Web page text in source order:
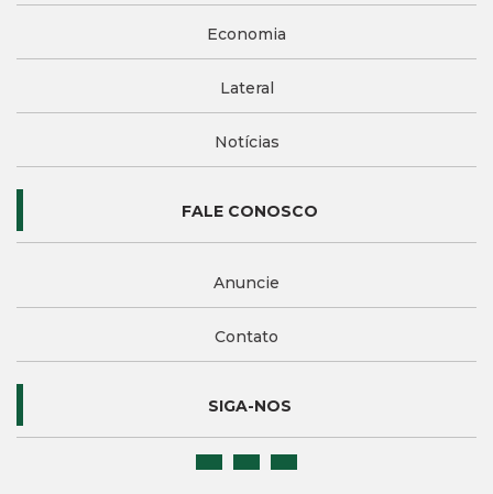
Economia
Lateral
Notícias
FALE CONOSCO
Anuncie
Contato
SIGA-NOS